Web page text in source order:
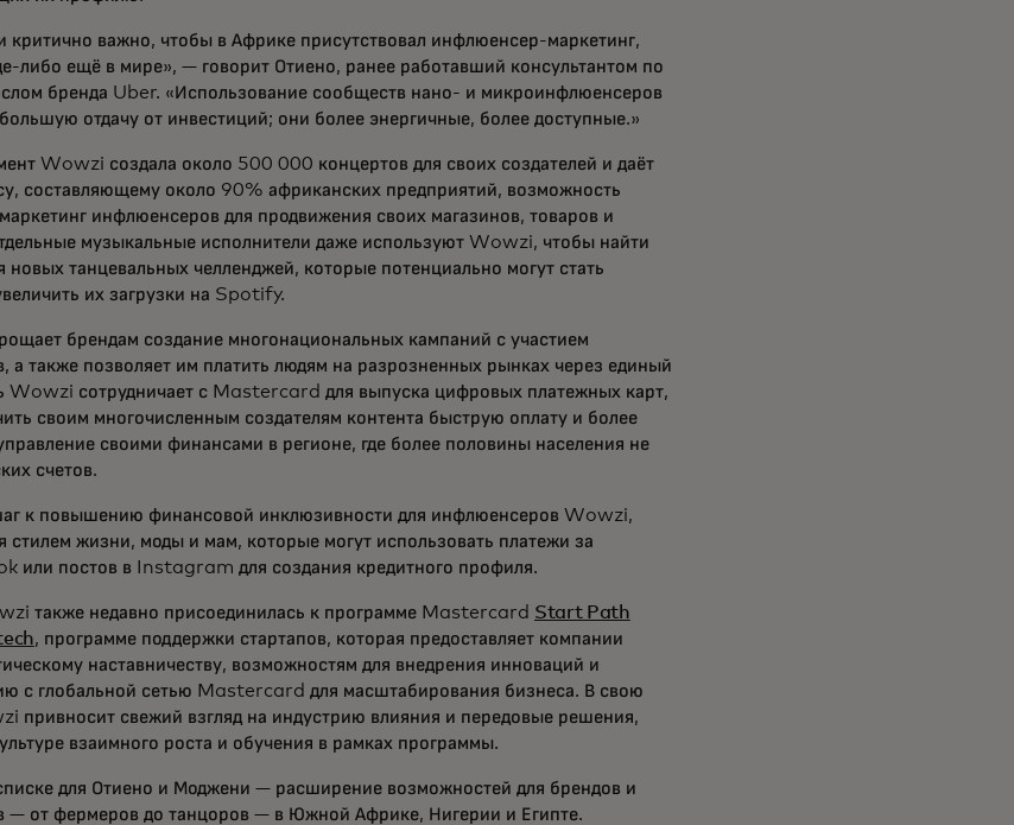
критично важно, чтобы в Африке присутствовал инфлюенсер-маркетинг,
либо ещё в мире», — говорит Отиено, ранее работавший консультантом по
бренда Uber. «Использование сообществ нано- и микроинфлюенсеров
отдачу от инвестиций; они более энергичные, более доступные.»
Wowzi создала около 500 000 концертов для своих создателей и даёт
составляющему около 90% африканских предприятий, возможность
инфлюенсеров для продвижения своих магазинов, товаров и
музыкальные исполнители даже используют Wowzi, чтобы найти
новых танцевальных челленджей, которые потенциально могут стать
их загрузки на Spotify.
брендам создание многонациональных кампаний с участием
а также позволяет им платить людям на разрозненных рынках через единый
Wowzi сотрудничает с Mastercard для выпуска цифровых платежных карт,
своим многочисленным создателям контента быструю оплату и более
своими финансами в регионе, где более половины населения не
счетов.
к повышению финансовой инклюзивности для инфлюенсеров Wowzi,
жизни, моды и мам, которые могут использовать платежи за
или постов в Instagram для создания кредитного профиля.
также недавно присоединилась к программе Mastercard Start Path
, программе поддержки стартапов, которая предоставляет компании
наставничеству, возможностям для внедрения инноваций и
с глобальной сетью Mastercard для масштабирования бизнеса. В свою
привносит свежий взгляд на индустрию влияния и передовые решения,
взаимного роста и обучения в рамках программы.
для Отиено и Моджени — расширение возможностей для брендов и
— от фермеров до танцоров — в Южной Африке, Нигерии и Египте.